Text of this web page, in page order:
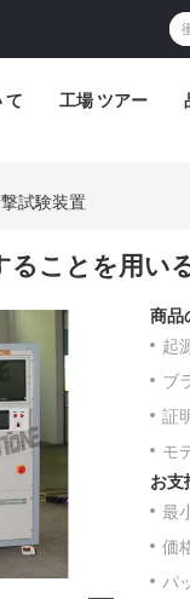
て 工場 ツアー
試験装置
ることを用い
商品
起
ブ
証
モ
お支
最
価
パ